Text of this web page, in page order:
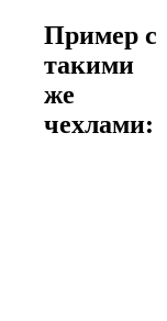
Пример с
такими
же
чехлами: